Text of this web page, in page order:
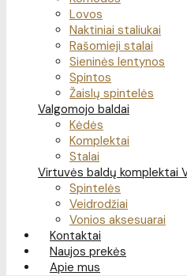
Lovos
Naktiniai staliukai
Rašomieji stalai
Sieninės lentynos
Spintos
Žaislų spintelės
Valgomojo baldai
Kėdės
Komplektai
Stalai
Virtuvės baldų komplektai
Spintelės
Veidrodžiai
Vonios aksesuarai
Kontaktai
Naujos prekės
Apie mus